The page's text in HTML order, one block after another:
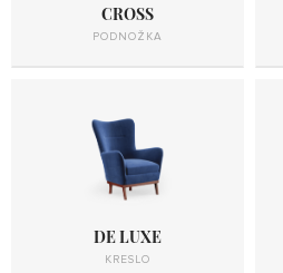
CROSS
PODNOŽKA
DE LUXE
KRESLO